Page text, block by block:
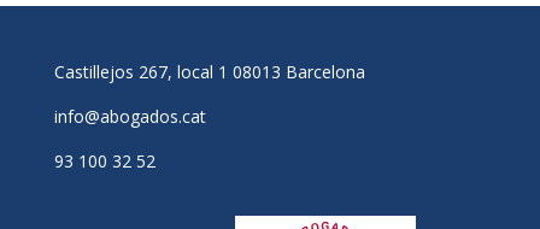
Castillejos 267, local 1 08013 Barcelona
info@abogados.cat
93 100 32 52